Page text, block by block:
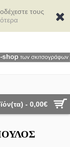
τους
- 0,00€